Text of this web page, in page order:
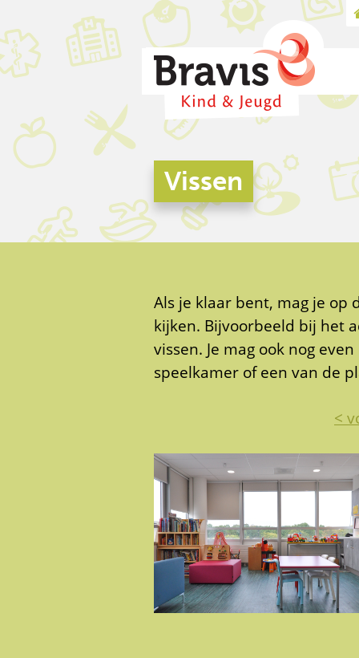
Vissen
Als je klaar bent, mag je op
kijken. Bijvoorbeeld bij het
vissen. Je mag ook nog
speelkamer of een van de
<